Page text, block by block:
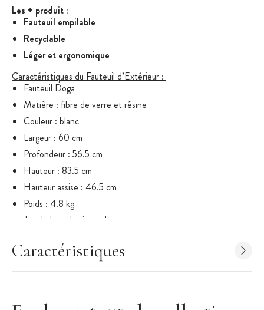
Les + produit :
Fauteuil empilable
Recyclable
Léger et ergonomique
Caractéristiques du Fauteuil d’Extérieur :
Fauteuil Doga
Matière : fibre de verre et résine
Couleur : blanc
Largeur : 60 cm
Profondeur : 56.5 cm
Hauteur : 83.5 cm
Hauteur assise : 46.5 cm
Poids : 4.8 kg
Jeu de latte horizontales
Fauteuil empilable
Recyclable
Gamme :
Caractéristiques